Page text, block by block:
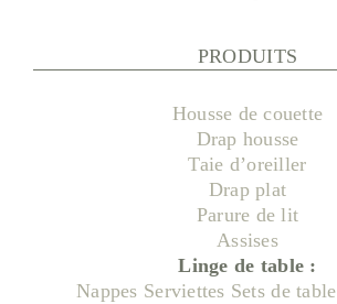
PRODUITS
Housse de couette
Drap housse
Taie d’oreiller
Drap plat
Parure de lit
Assises
Linge de table :
Nappes Serviettes Sets de table